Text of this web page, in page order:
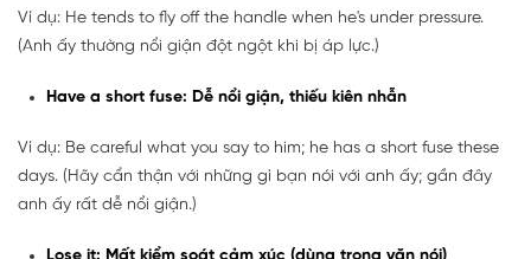
Ví dụ: He tends to fly off the handle when he's under pressure.
(Anh ấy thường nổi giận đột ngột khi bị áp lực.)
Have a short fuse: Dễ nổi giận, thiếu kiên nhẫn
Ví dụ: Be careful what you say to him; he has a short fuse these
days. (Hãy cẩn thận với những gì bạn nói với anh ấy; gần đây
anh ấy rất dễ nổi giận.)